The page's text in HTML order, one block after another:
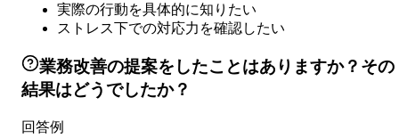
実際の行動を具体的に知りたい
ストレス下での対応力を確認したい
業務改善の提案をしたことはありますか？その
結果はどうでしたか？
回答例